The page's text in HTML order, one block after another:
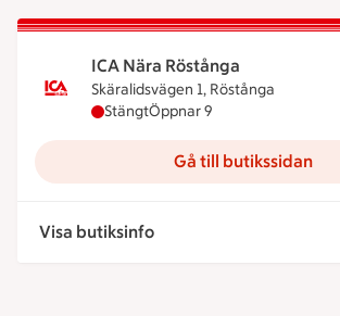
ICA Nära Röstånga
Skäralidsvägen 1, Röstånga
ICA Nära Röstånga har stängt,
StängtÖppnar 9
Gå till butikssidan
Visa butiksinfo